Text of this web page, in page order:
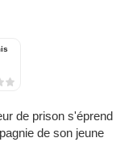
de prison s'éprend
de son jeune